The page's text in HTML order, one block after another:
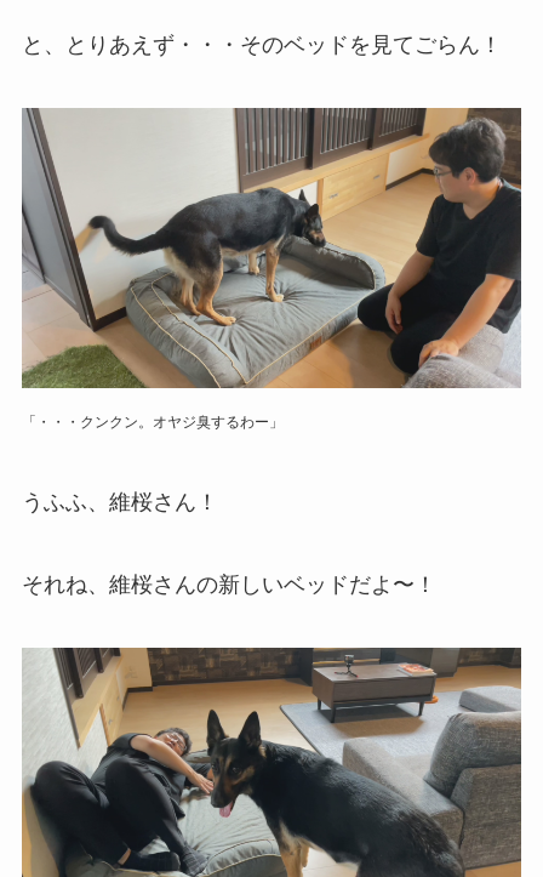
と、とりあえず・・・そのベッドを見てごらん！
「・・・クンクン。オヤジ臭するわー」
うふふ、維桜さん！
それね、維桜さんの新しいベッドだよ〜！